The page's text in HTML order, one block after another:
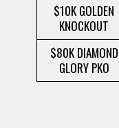
$10K GOLDEN
KNOCKOUT
$80K DIAMOND
GLORY PKO